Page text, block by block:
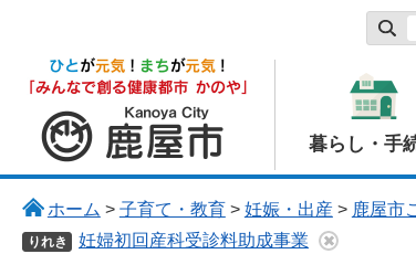
鹿屋市
暮らし・手
ホーム > 子育て・教育> 妊娠・出産> 鹿屋市
りれき 妊婦初回産科受診料助成事業